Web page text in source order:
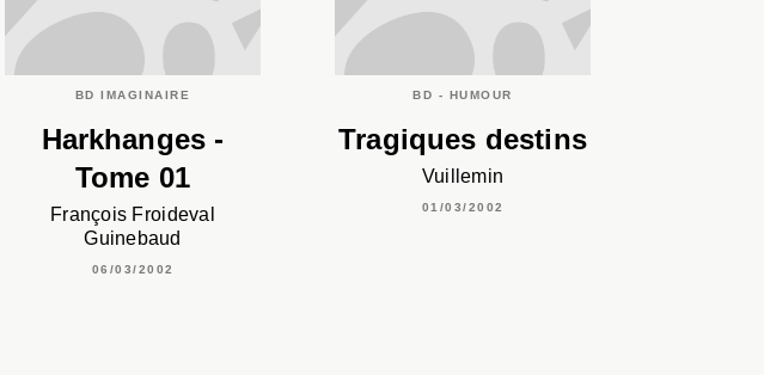
BD IMAGINAIRE
Harkhanges -
Tome 01
François Froideval
Guinebaud
06/03/2002
BD - HUMOUR
Tragiques destins
Vuillemin
01/03/2002